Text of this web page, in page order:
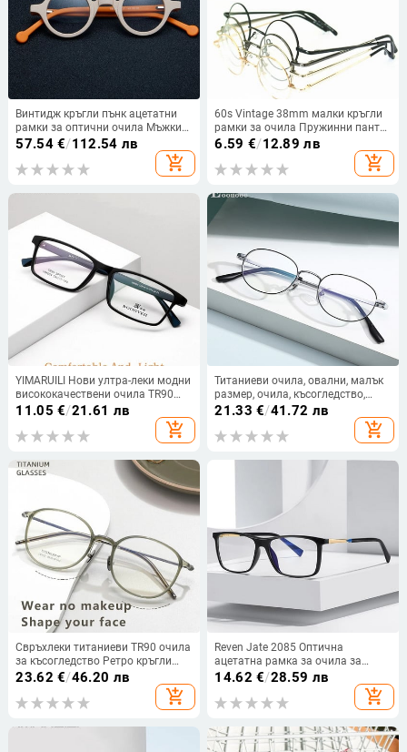
Винтидж кръгли пънк ацетатни
рамки за оптични очила Мъжки
ръчно изработени
висококачествени пролетни
очила за крака Дамски
57.54€/112.54 лв
add_shopping_cart
60s Vintage 38mm малки кръгли
рамки за очила Пружинни панти
късогледство Rx способни очила
Очила идват с прозрачни стъкла
6.59 €/12.89 лв
add_shopping_cart
YIMARUILI Нови ултра-леки модни
висококачествени очила TR90
Дамски ретро квадратни рамки
за оптични диоптрични очила
Мъжки VB8004
11.05 €/21.61 лв
add_shopping_cart
Титаниеви очила, овални, малък
размер, очила, късогледство,
четене, анти синя светлина,
оптични мъже, жени, рецепта
21.33 €/41.72 лв
add_shopping_cart
Свръхлеки титаниеви TR90 очила
за късогледство Ретро кръгли
оптични диоптрични очила за
23.62 €/46.20 лв
add_shopping_cart
Reven Jate 2085 Оптична
ацетатна рамка за очила за
мъже или жени Очила с рецепта
14.62 €/28.59 лв
add_shopping_cart